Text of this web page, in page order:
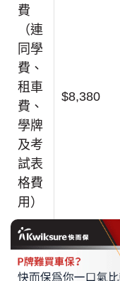
費
（連
同學
費、
租車
費、
學牌
及考
試表
格費
用）
$8,380